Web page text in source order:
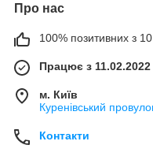
Про нас
100% позитивних з 10
Працює з 11.02.2022
м. Київ
Куренівський
Контакти